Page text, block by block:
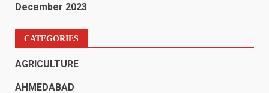
December 2023
CATEGORIES
AGRICULTURE
AHMEDABAD